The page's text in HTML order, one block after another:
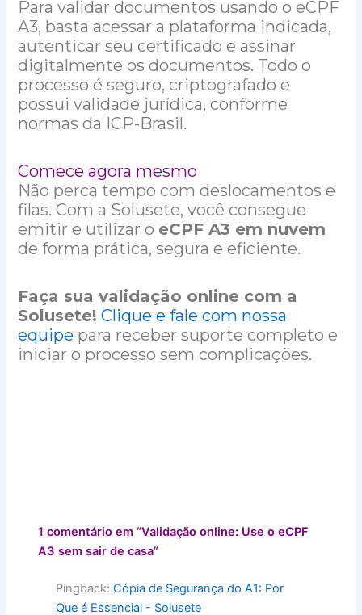
Para validar documentos usando o eCPF
A3, basta acessar a plataforma indicada,
autenticar seu certificado e assinar
digitalmente os documentos. Todo o
processo é seguro, criptografado e
possui validade jurídica, conforme
normas da ICP-Brasil.
Comece agora mesmo
Não perca tempo com deslocamentos e
filas. Com a Solusete, você consegue
emitir e utilizar o eCPF A3 em nuvem
de forma prática, segura e eficiente.
Faça sua validação online com a
Solusete! Clique e fale com nossa
equipe para receber suporte completo e
iniciar o processo sem complicações.
1 comentário em “Validação online: Use o eCPF
A3 sem sair de casa”
Pingback: Cópia de Segurança do A1: Por
Que é Essencial - Solusete